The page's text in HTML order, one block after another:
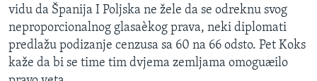
vidu da Španija I Poljska ne žele da se odreknu svog
neproporcionalnog glasaèkog prava, neki diplomati
predlažu podizanje cenzusa sa 60 na 66 odsto. Pet Koks
kaže da bi se time tim dvjema zemljama omoguæilo